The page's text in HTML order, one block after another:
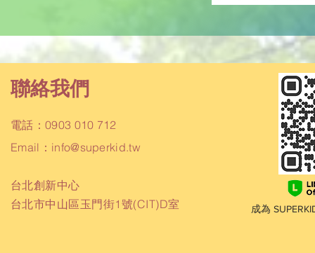
聯絡我們
電話：0903 010 712
Email： info@superkid.tw
台北創新中心
台北市中山區玉門街1號(CIT)D室
成為